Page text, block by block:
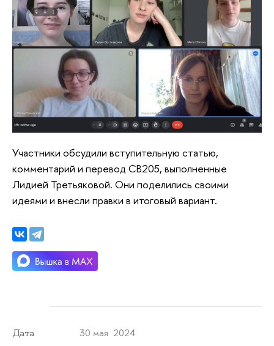
Участники обсудили вступительную статью,
комментарий и перевод CB205, выполненные
Лидией Третьяковой. Они поделились своими
идеями и внесли правки в итоговый вариант.
Дата 30 мая 2024